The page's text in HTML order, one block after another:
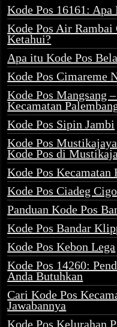
Kode Pos 16161:
Kode Pos Air Rambai
Ketahui?
Apa itu Kode Pos
Kode Pos Cimareme
Kode Pos Mangsang
Kecamatan
Kode Pos Sipin Jambi
Kode Pos
Kode Pos di
Kode Pos Kecamatan
Kode Pos Ciadeg
Panduan Kode Pos
Kode Pos Bandar
Kode Pos Kebon Lega
Kode Pos 14260:
Anda Butuhkan
Cari Kode Pos
Jawabannya
Kode Pos Kelurahan